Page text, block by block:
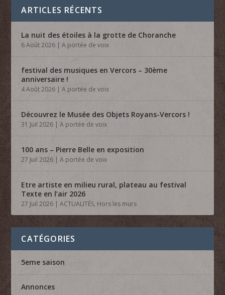
ARTICLES RÉCENTS
La nuit des étoiles à la grotte de Choranche
6 Août 2026 |A portée de voix
festival des musiques en Vercors – 30ème
anniversaire !
4 Août 2026 |A portée de voix
Découvrez le Musée des Objets Royans-Vercors !
31 Juil 2026 |A portée de voix
100 ans – Pierre Belle en exposition
27 Juil 2026 |A portée de voix
Etre artiste en milieu rural, plateau au festival
Texte en l’air 2026
27 Juil 2026 |ACTUALITÉS, Hors les murs
CATÉGORIES
5eme saison
Annonces